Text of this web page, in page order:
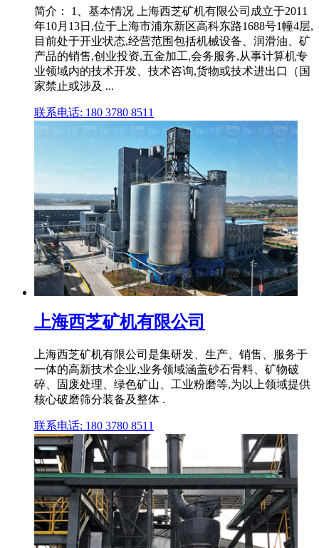
简介： 1、基本情况 上海西芝矿机有限公司成立于2011
年10月13日,位于上海市浦东新区高科东路1688号1幢4层,
目前处于开业状态,经营范围包括机械设备、润滑油、矿
产品的销售,创业投资,五金加工,会务服务,从事计算机专
业领域内的技术开发、技术咨询,货物或技术进出口（国
家禁止或涉及 ...
联系电话: 180 3780 8511
上海西芝矿机有限公司
上海西芝矿机有限公司是集研发、生产、销售、服务于
一体的高新技术企业,业务领域涵盖砂石骨料、矿物破
碎、固废处理、绿色矿山、工业粉磨等,为以上领域提供
核心破磨筛分装备及整体 .
联系电话: 180 3780 8511